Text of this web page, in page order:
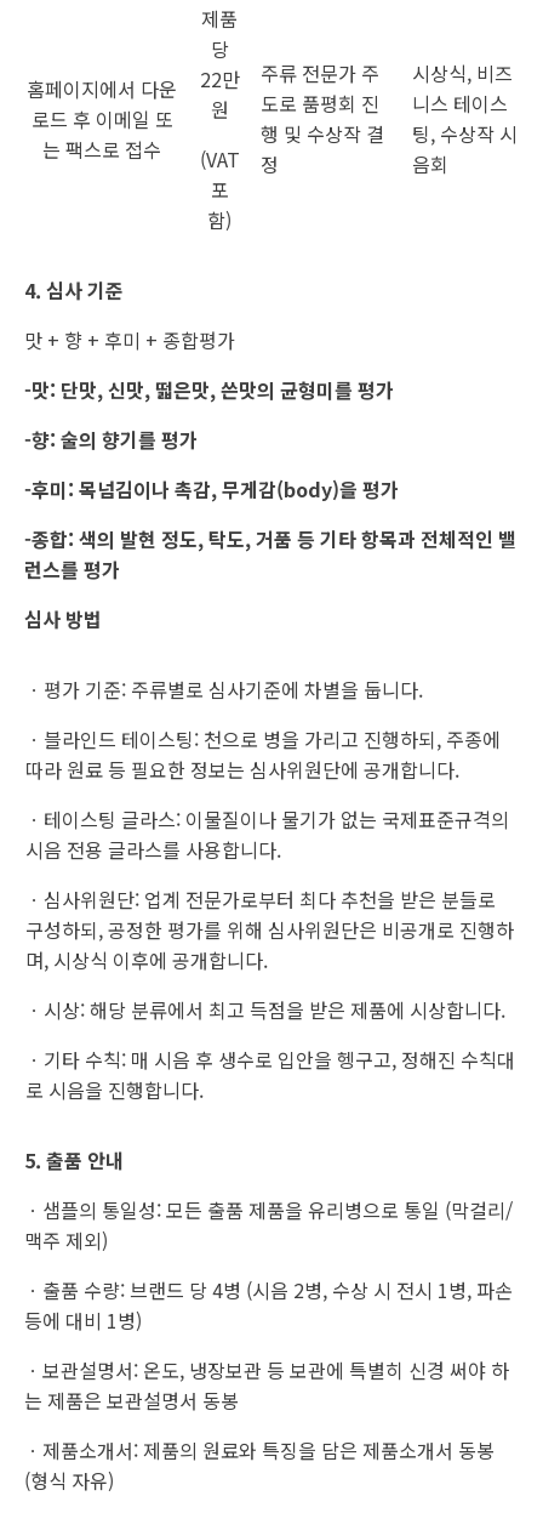
홈페이지에서 다운
로드 후 이메일 또
는 팩스로 접수
제품
당
22만
원
(VAT
포
함)
주류 전문가 주
도로 품평회 진
행 및 수상작 결
정
시상식, 비즈
니스 테이스
팅, 수상작 시
음회
4. 심사 기준
맛 + 향 + 후미 + 종합평가
-맛: 단맛, 신맛, 떫은맛, 쓴맛의 균형미를 평가
-향: 술의 향기를 평가
-후미: 목넘김이나 촉감, 무게감(body)을 평가
-종합: 색의 발현 정도, 탁도, 거품 등 기타 항목과 전체적인 밸
런스를 평가
심사 방법
ㆍ평가 기준: 주류별로 심사기준에 차별을 둡니다.
ㆍ블라인드 테이스팅: 천으로 병을 가리고 진행하되, 주종에
따라 원료 등 필요한 정보는 심사위원단에 공개합니다.
ㆍ테이스팅 글라스: 이물질이나 물기가 없는 국제표준규격의
시음 전용 글라스를 사용합니다.
ㆍ심사위원단: 업계 전문가로부터 최다 추천을 받은 분들로
구성하되, 공정한 평가를 위해 심사위원단은 비공개로 진행하
며, 시상식 이후에 공개합니다.
ㆍ시상: 해당 분류에서 최고 득점을 받은 제품에 시상합니다.
ㆍ기타 수칙: 매 시음 후 생수로 입안을 헹구고, 정해진 수칙대
로 시음을 진행합니다.
5. 출품 안내
ㆍ샘플의 통일성: 모든 출품 제품을 유리병으로 통일 (막걸리/
맥주 제외)
ㆍ출품 수량: 브랜드 당 4병 (시음 2병, 수상 시 전시 1병, 파손
등에 대비 1병)
ㆍ보관설명서: 온도, 냉장보관 등 보관에 특별히 신경 써야 하
는 제품은 보관설명서 동봉
ㆍ제품소개서: 제품의 원료와 특징을 담은 제품소개서 동봉
(형식 자유)